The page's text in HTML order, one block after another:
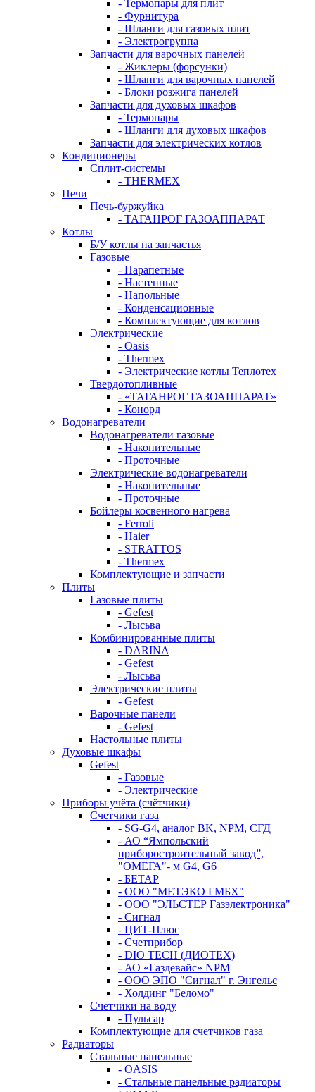
- Термопары для плит
- Фурнитура
- Шланги для газовых плит
- Электрогруппа
Запчасти для варочных панелей
- Жиклеры (форсунки)
- Шланги для варочных панелей
- Блоки розжига панелей
Запчасти для духовых шкафов
- Термопары
- Шланги для духовых шкафов
Запчасти для электрических котлов
Кондиционеры
Сплит-системы
- THERMEX
Печи
Печь-буржуйка
- ТАГАНРОГ ГАЗОАППАРАТ
Котлы
Б/У котлы на запчастья
Газовые
- Парапетные
- Настенные
- Напольные
- Конденсационные
- Комплектующие для котлов
Электрические
- Oasis
- Thermex
- Электрические котлы Теплотех
Твердотопливные
- «ТАГАНРОГ ГАЗОАППАРАТ»
- Конорд
Водонагреватели
Водонагреватели газовые
- Накопительные
- Проточные
Электрические водонагреватели
- Накопительные
- Проточные
Бойлеры косвенного нагрева
- Ferroli
- Haier
- STRATTOS
- Thermex
Комплектующие и запчасти
Плиты
Газовые плиты
- Gefest
- Лысьва
Комбинированные плиты
- DARINA
- Gefest
- Лысьва
Электрические плиты
- Gefest
Варочные панели
- Gefest
Настольные плиты
Духовые шкафы
Gefest
- Газовые
- Электрические
Приборы учёта (счётчики)
Счетчики газа
- SG-G4, аналог BK, NPM, СГД
- АО “Ямпольский
приборостроительный завод”,
"ОМЕГА"- м G4, G6
- БЕТАР
- ООО "МЕТЭКО ГМБХ"
- ООО "ЭЛЬСТЕР Газэлектроника"
- Сигнал
- ЦИТ-Плюс
- Счетприбор
- DIO TECH (ДИОТЕХ)
- АО «Газдевайс» NPM
- ООО ЭПО "Сигнал" г. Энгельс
- Холдинг "Беломо"
Счетчики на воду
- Пульсар
Комплектующие для счетчиков газа
Радиаторы
Стальные панельные
- OASIS
- Стальные панельные радиаторы